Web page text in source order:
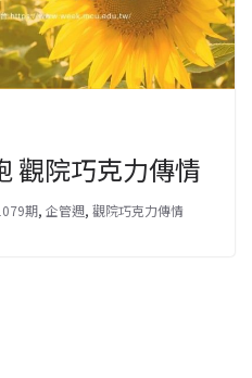
觀院巧克力傳情
期, 企管週, 觀院巧克力傳情